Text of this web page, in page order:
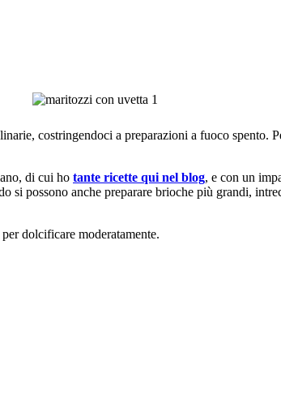
costringendoci a preparazioni a fuoco spento.
di cui ho tante ricette qui nel blog, e con un
possono anche preparare brioche più grandi,
dolcificare moderatamente.